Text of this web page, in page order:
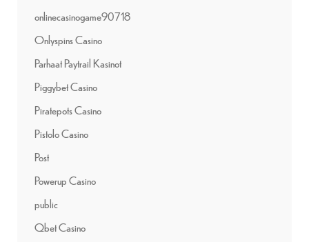
onlinecasinogame90718
Onlyspins Casino
Parhaat Paytrail Kasinot
Piggybet Casino
Piratepots Casino
Pistolo Casino
Post
Powerup Casino
public
Qbet Casino